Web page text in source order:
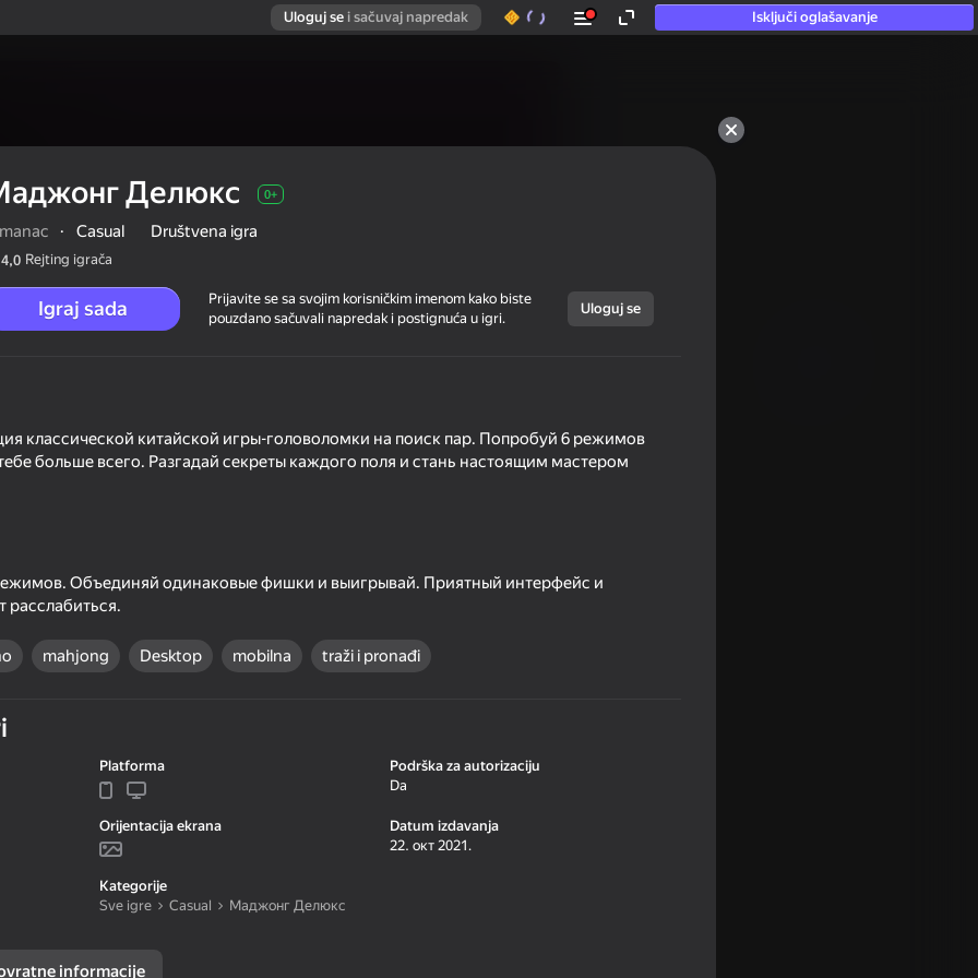
Uloguj se i sačuvaj napredak Isključi oglašavanje
49
Knife Cut CS2 Kilowatt case
30
Делюкс 0+
· Casual Društvena igra
4,0 Rejting igrača
Igraj sada
Prijavite se sa svojim korisničkim imenom kako biste
pouzdano sačuvali napredak i postignuća u igri.
Uloguj se
классической китайской игры-головоломки на поиск пар. Попробуй 6 режимов
больше всего. Разгадай секреты каждого поля и стань настоящим мастером
Объединяй одинаковые фишки и выигрывай. Приятный интерфейс и
расслабиться.
mahjong Desktop mobilna traži i pronađi
Platforma
Podrška za autorizaciju
Da
Orijentacija ekrana
Datum izdavanja
22. окт 2021.
Kategorije
Sve igre
Casual Маджонг Делюкс
informacije